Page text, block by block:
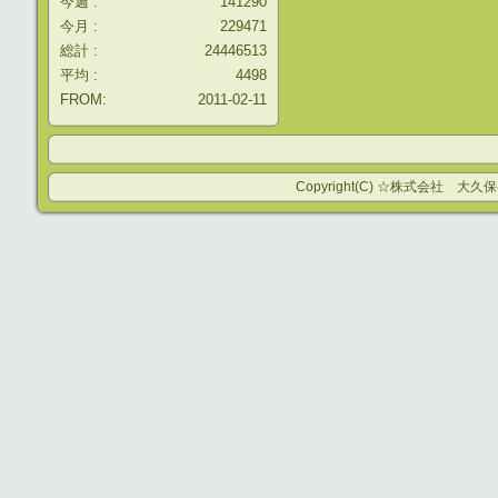
今月 :
229471
総計 :
24446513
平均 :
4498
FROM:
2011-02-11
Copyright(C) ☆株式会社 大久